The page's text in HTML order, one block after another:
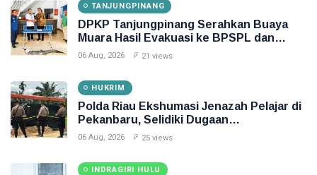
TANJUNGPINANG
DPKP Tanjungpinang Serahkan Buaya
Muara Hasil Evakuasi ke BPSPL dan
Taman Safari Lagoi
06 Aug, 2026 21 views
HUKRIM
Polda Riau Ekshumasi Jenazah Pelajar di
Pekanbaru, Selidiki Dugaan
Penganiayaan
06 Aug, 2026 25 views
INDRAGIRI HULU